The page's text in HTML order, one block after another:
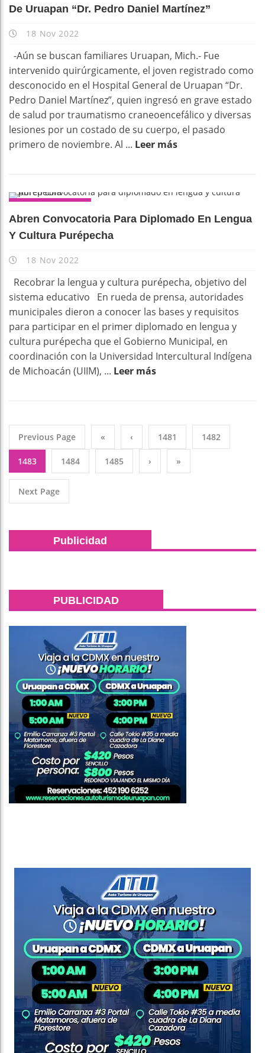
De Uruapan “Dr. Pedro Daniel Martínez”
18 Nov 2022
-Aún se buscan familiares Uruapan, Mich.- Fue
intervenido quirúrgicamente, el joven registrado como
desconocido en el Hospital General de Uruapan “Dr.
Pedro Daniel Martínez”, quien ingresó en grave estado
de salud por traumatismo craneoencefálico y diversas
lesiones por un costado de su cuerpo, el pasado
primero de noviembre. Al ... Leer más
Abren Convocatoria Para Diplomado En Lengua
Y Cultura Purépecha
18 Nov 2022
Recobrar la lengua y cultura purépecha, objetivo del
sistema educativo En rueda de prensa, autoridades
municipales dieron a conocer las bases y requisitos
para participar en el primer diplomado en lengua y
cultura purépecha que el Gobierno Municipal, en
coordinación con la Universidad Intercultural Indígena
de Michoacán (UIIM), ... Leer más
Previous Page « ‹ 1481 1482
1483 1484 1485 › »
Next Page
Publicidad
PUBLICIDAD